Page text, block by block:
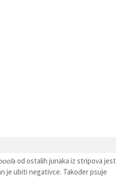
a od ostalih junaka iz stripova jest
je ubiti negativce. Također psuje